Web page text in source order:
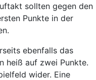
sollten gegen den
Punkte in der
ebenfalls das
heiß auf zwei Punkte.
wider. Eine